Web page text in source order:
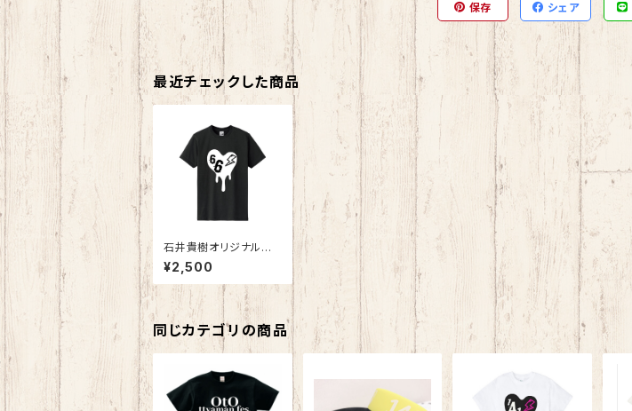
保存 シェア
最近チェックした商品
石井貴樹オリジナルデ
ザインTシャツ(66⚡️)
¥2,500
同じカテゴリの商品